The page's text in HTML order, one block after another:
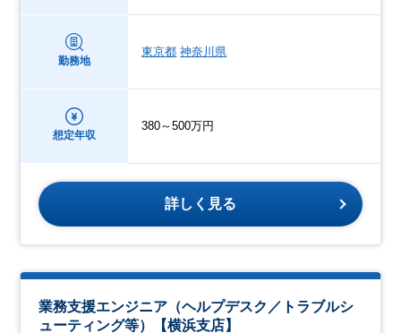
勤務地
東京都 神奈川県
想定年収
380～500万円
詳しく見る
業務支援エンジニア（ヘルプデスク／トラブルシ
ューティング等）【横浜支店】